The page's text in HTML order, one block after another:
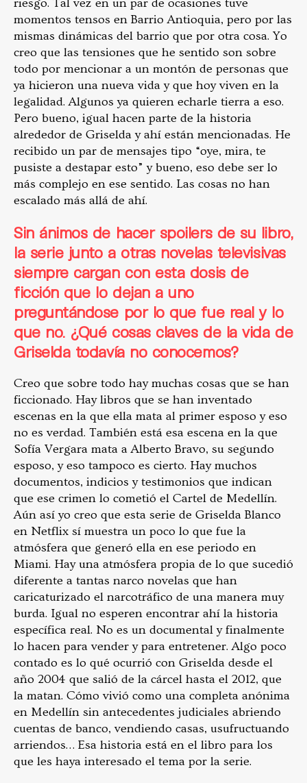
riesgo. Tal vez en un par de ocasiones tuve
momentos tensos en Barrio Antioquia, pero por las
mismas dinámicas del barrio que por otra cosa. Yo
creo que las tensiones que he sentido son sobre
todo por mencionar a un montón de personas que
ya hicieron una nueva vida y que hoy viven en la
legalidad. Algunos ya quieren echarle tierra a eso.
Pero bueno, igual hacen parte de la historia
alrededor de Griselda y ahí están mencionadas. He
recibido un par de mensajes tipo “oye, mira, te
pusiste a destapar esto” y bueno, eso debe ser lo
más complejo en ese sentido. Las cosas no han
escalado más allá de ahí.
Sin ánimos de hacer spoilers de su libro,
la serie junto a otras novelas televisivas
siempre cargan con esta dosis de
ficción que lo dejan a uno
preguntándose por lo que fue real y lo
que no. ¿Qué cosas claves de la vida de
Griselda todavía no conocemos?
Creo que sobre todo hay muchas cosas que se han
ficcionado. Hay libros que se han inventado
escenas en la que ella mata al primer esposo y eso
no es verdad. También está esa escena en la que
Sofía Vergara mata a Alberto Bravo, su segundo
esposo, y eso tampoco es cierto. Hay muchos
documentos, indicios y testimonios que indican
que ese crimen lo cometió el Cartel de Medellín.
Aún así yo creo que esta serie de Griselda Blanco
en Netflix sí muestra un poco lo que fue la
atmósfera que generó ella en ese periodo en
Miami. Hay una atmósfera propia de lo que sucedió
diferente a tantas narco novelas que han
caricaturizado el narcotráfico de una manera muy
burda. Igual no esperen encontrar ahí la historia
específica real. No es un documental y finalmente
lo hacen para vender y para entretener. Algo poco
contado es lo qué ocurrió con Griselda desde el
año 2004 que salió de la cárcel hasta el 2012, que
la matan. Cómo vivió como una completa anónima
en Medellín sin antecedentes judiciales abriendo
cuentas de banco, vendiendo casas, usufructuando
arriendos… Esa historia está en el libro para los
que les haya interesado el tema por la serie.